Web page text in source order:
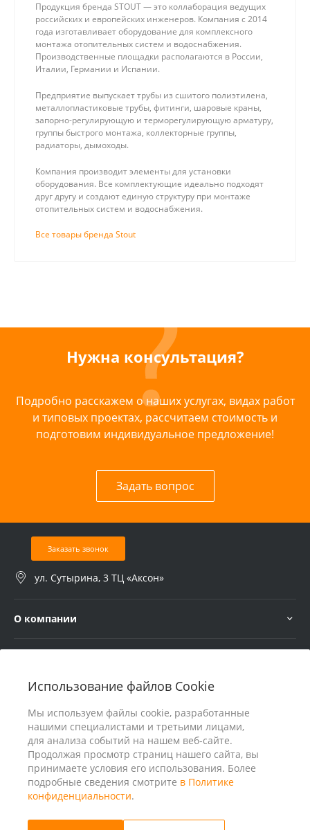
Использование файлов Cookie
Мы используем файлы cookie, разработанные
нашими специалистами и третьими лицами,
для анализа событий на нашем веб-сайте.
Продолжая просмотр страниц нашего сайта, вы
принимаете условия его использования. Более
подробные сведения смотрите в Политике
конфиденциальности.
Продукция бренда STOUT — это коллаборация ведущих
российских и европейских инженеров. Компания с 2014
года изготавливает оборудование для комплексного
монтажа отопительных систем и водоснабжения.
Производственные площадки располагаются в России,
Италии, Германии и Испании.
Предприятие выпускает трубы из сшитого полиэтилена,
металлопластиковые трубы, фитинги, шаровые краны,
запорно-регулирующую и терморегулирующую арматуру,
группы быстрого монтажа, коллекторные группы,
радиаторы, дымоходы.
Компания производит элементы для установки
оборудования. Все комплектующие идеально подходят
друг другу и создают единую структуру при монтаже
отопительных систем и водоснабжения.
Все товары бренда Stout
Нужна консультация?
Подробно расскажем о наших услугах, видах работ
и типовых проектах, рассчитаем стоимость и
подготовим индивидуальное предложение!
Задать вопрос
Заказать звонок
ул. Сутырина, 3 ТЦ «Аксон»
О компании